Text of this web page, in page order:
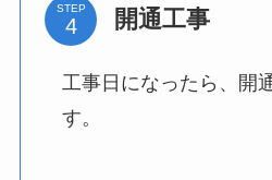
STEP 開通工事
工事日になったら、開
す。